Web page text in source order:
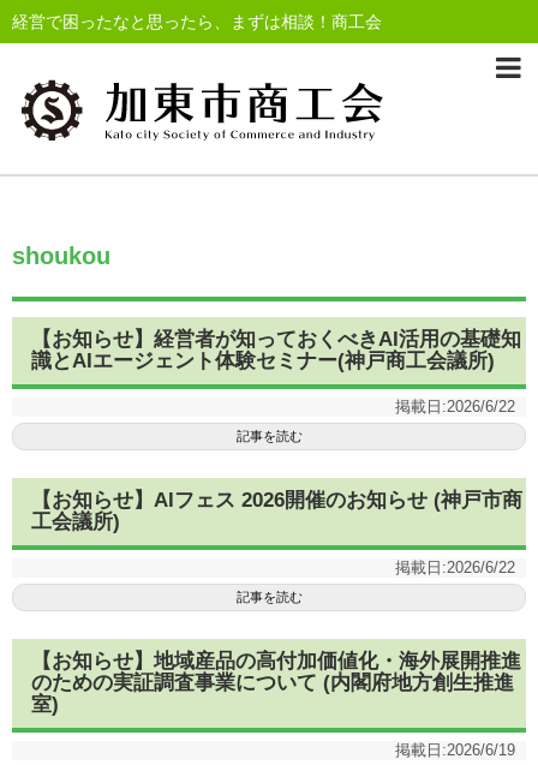
経営で困ったなと思ったら、まずは相談！商工会
shoukou
【お知らせ】経営者が知っておくべきAI活用の基礎知
識とAIエージェント体験セミナー(神戸商工会議所)
掲載日:2026/6/22
記事を読む
【お知らせ】AIフェス 2026開催のお知らせ (神戸市商
工会議所)
掲載日:2026/6/22
記事を読む
【お知らせ】地域産品の高付加価値化・海外展開推進
のための実証調査事業について (内閣府地方創生推進
室)
掲載日:2026/6/19